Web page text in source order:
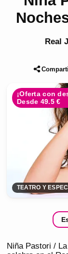
Real
¡Oferta con
Desde 49.5 €
TEATRO Y
Niña Pastori /